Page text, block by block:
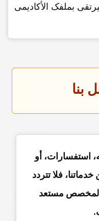
بملفک الأکادیمی
بنا
استفسارات، أو
فلا تتردد
المخصص مستعد